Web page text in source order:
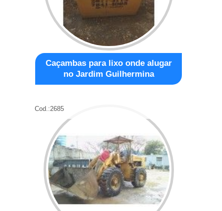
Caçambas para lixo onde alugar
no Jardim Guilhermina
Cod.:2685